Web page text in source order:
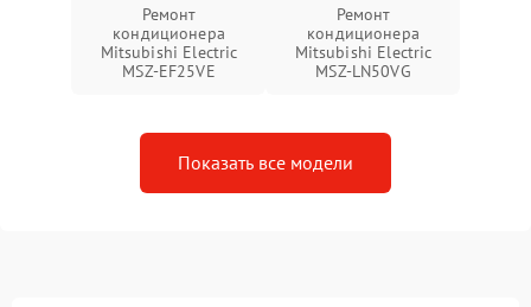
Ремонт
кондиционера
Mitsubishi Electric
MSZ-EF25VE
Ремонт
кондиционера
Mitsubishi Electric
MSZ-LN50VG
Показать все модели